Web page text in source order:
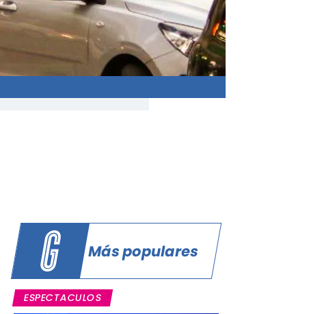
Más populares
ESPECTACULOS